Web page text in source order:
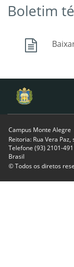
Boletim
Campus Monte Alegre
Reitoria: Rua Vera
Telefone (93) 2101-
Brasil
© Todos os diretos